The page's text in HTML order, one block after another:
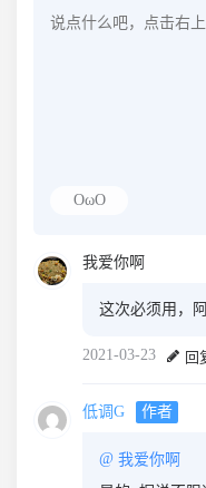
OωO
我爱你啊
这次必须用，
2021-03-23 回
低调G 作者
@ 我爱你啊